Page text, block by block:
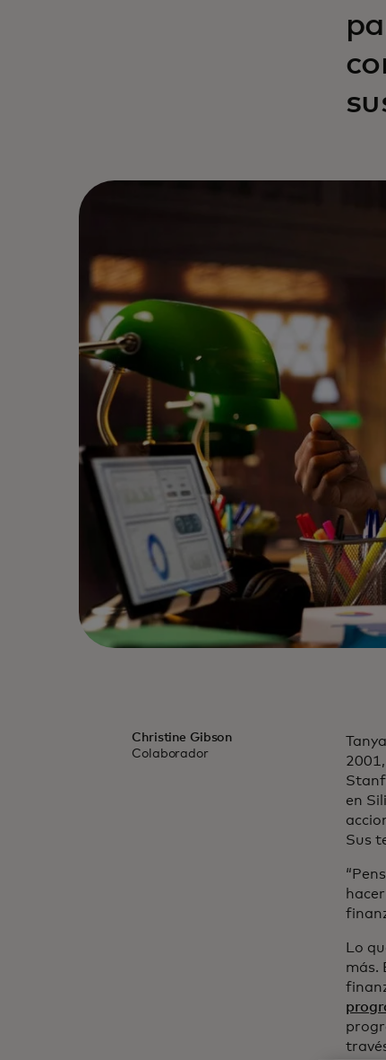
Christine Gibson
Colaborador
en
Sus
Lo
más.